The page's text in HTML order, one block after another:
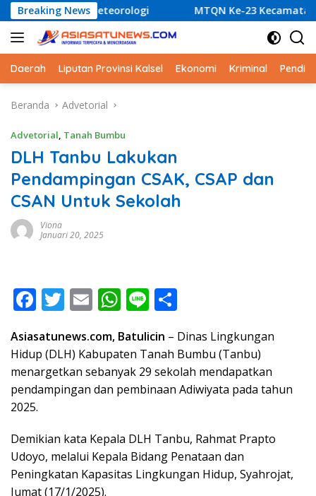
Langsung
ke
konten
Breaking News
Hidrometeorologi MTQN Ke-23 Kecamatan
Daerah Liputan Provinsi Kalsel Ekonomi Kriminal
Beranda Advetorial
Advetorial, Tanah Bumbu
DLH Tanbu Lakukan
Pendampingan CSAK, CSAP dan
CSAN Untuk Sekolah
Viona
Januari 20, 2025
F
e
b
o
o
k
T
itt
er
E
ai
l
W
at
s
A
p
Li
e ar
e
Asiasatunews.com, Batulicin – Dinas Lingkungan
Hidup (DLH) Kabupaten Tanah Bumbu (Tanbu)
menargetkan sebanyak 29 sekolah mendapatkan
pendampingan dan pembinaan Adiwiyata pada tahun
2025.
Demikian kata Kepala DLH Tanbu, Rahmat Prapto
Udoyo, melalui Kepala Bidang Penataan dan
Peningkatan Kapasitas Lingkungan Hidup, Syahrojat,
Jumat (17/1/2025).